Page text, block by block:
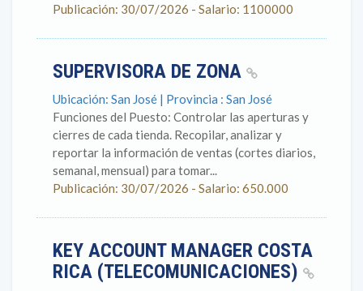
Publicación: 30/07/2026 - Salario: 1100000
SUPERVISORA DE ZONA
Ubicación: San José | Provincia : San José
Funciones del Puesto: Controlar las aperturas y
cierres de cada tienda. Recopilar, analizar y
reportar la información de ventas (cortes diarios,
semanal, mensual) para tomar...
Publicación: 30/07/2026 - Salario: 650.000
KEY ACCOUNT MANAGER COSTA
RICA (TELECOMUNICACIONES)